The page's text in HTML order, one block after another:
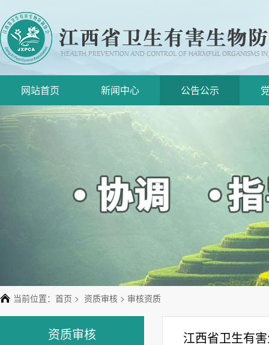
网站首页 新闻中心 公告公示
当前位置： 首页 > 资质审核 > 审核资质
资质审核 江西省卫生有